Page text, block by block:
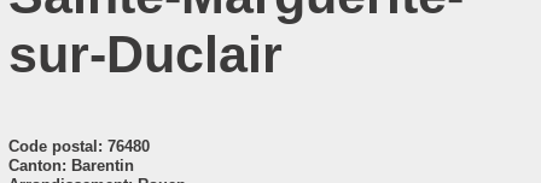
sur-Duclair
Code postal : 76480
Canton: Barentin